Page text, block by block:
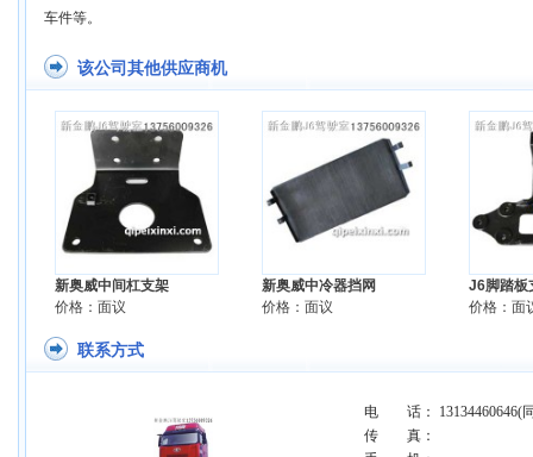
车件等。
该公司其他供应商机
新奥威中间杠支架
价格：面议
新奥威中冷器挡网
价格：面议
J6脚踏板
价格：面
联系方式
电 话： 13134460646(
传 真：